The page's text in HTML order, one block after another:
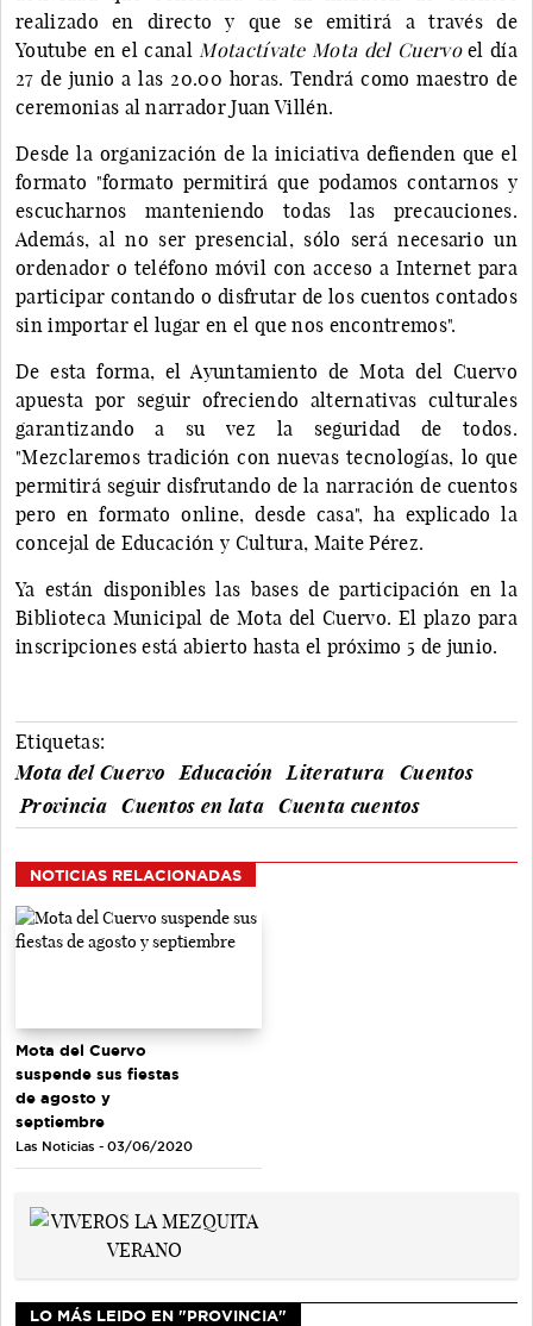
realizado en directo y que se emitirá a través de
Youtube en el canal Motactívate Mota del Cuervoel día
27 de junio a las 20.00 horas. Tendrá como maestro de
ceremonias al narrador Juan Villén.
Desde la organización de la iniciativa defienden que el
formato "formato permitirá que podamos contarnos y
escucharnos manteniendo todas las precauciones.
Además, al no ser presencial, sólo será necesario un
ordenador o teléfono móvil con acceso a Internet para
participar contando o disfrutar de los cuentos contados
sin importar el lugar en el que nos encontremos".
De esta forma, el Ayuntamiento de Mota del Cuervo
apuesta por seguir ofreciendo alternativas culturales
garantizando a su vez la seguridad de todos.
"Mezclaremos tradición con nuevas tecnologías, lo que
permitirá seguir disfrutando de la narración de cuentos
pero en formato online, desde casa", ha explicado la
concejal de Educación y Cultura, Maite Pérez.
Ya están disponibles las bases de participación en la
Biblioteca Municipal de Mota del Cuervo. El plazo para
inscripciones está abierto hasta el próximo 5 de junio.
Etiquetas:
Mota del Cuervo
Educación Literatura
Cuentos
Provincia
Cuentos en lata Cuenta cuentos
NOTICIAS RELACIONADAS
Mota del Cuervo
suspende sus fiestas
de agosto y
septiembre
Las Noticias - 03/06/2020
LO MÁS LEIDO EN "PROVINCIA"